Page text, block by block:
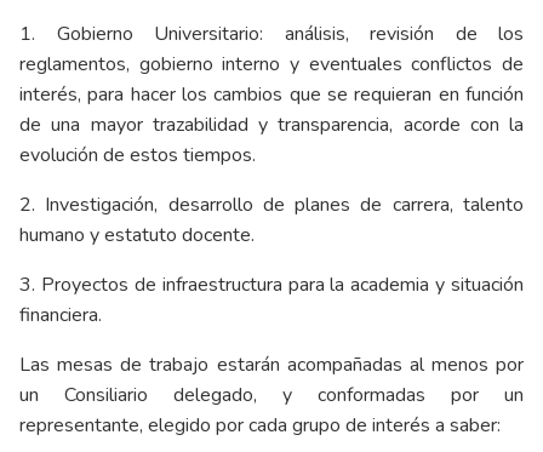
1. Gobierno Universitario: análisis, revisión de los
reglamentos, gobierno interno y eventuales conflictos de
interés, para hacer los cambios que se requieran en función
de una mayor trazabilidad y transparencia, acorde con la
evolución de estos tiempos.
2. Investigación, desarrollo de planes de carrera, talento
humano y estatuto docente.
3. Proyectos de infraestructura para la academia y situación
financiera.
Las mesas de trabajo estarán acompañadas al menos por
un Consiliario delegado, y conformadas por un
representante, elegido por cada grupo de interés a saber: